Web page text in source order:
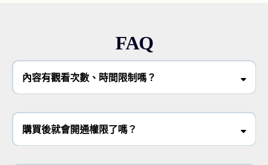
FAQ
內容有觀看次數、時間限制嗎？
購買後就會開通權限了嗎？